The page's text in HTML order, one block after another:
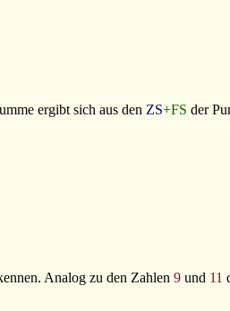
ergibt sich aus den ZS+FS der
Analog zu den Zahlen9 und 11